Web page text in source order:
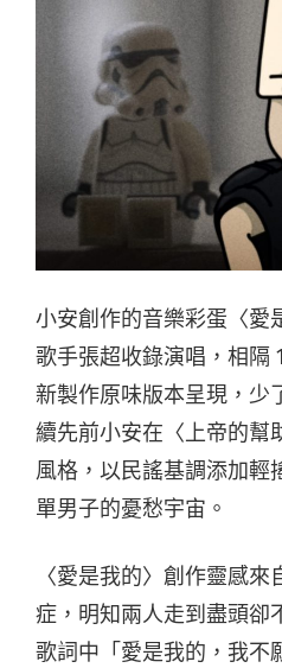
小安創作的音樂彩蛋〈愛
歌手張超收錄演唱，相隔
新製作原味版本呈現，少
續先前小安在〈上帝的幫
風格，以民謠基調添加輕
單男子的憂愁宇宙。
〈愛是我的〉創作靈感
症，明知兩人走到盡頭卻
歌詞中「 愛是我的，我不